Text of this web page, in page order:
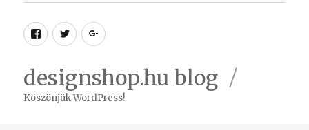
Facebook
TwitterGoogle
designshop.hu blog
Köszönjük WordPress!